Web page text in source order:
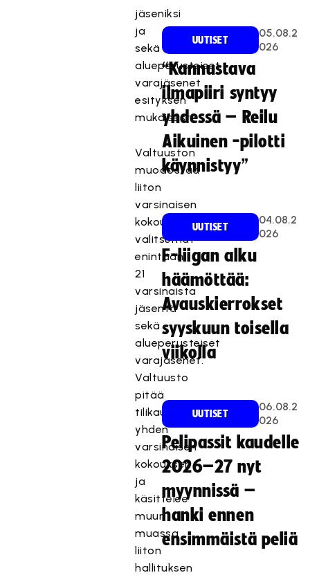
jäseniksi
ja
sekä
alueperusteiset
varajäsenet
esityksen
mukaisesti.
Valtuuston
muodostaa
liiton
varsinaisen
kokouksen
valitsemat
enintään
21
varsinaista
jäsentä
sekä
alueperusteiset
varajäsenet.
Valtuusto
pitää
tilikausittain
yhden
varsinaisen
kokouksen
ja
käsittelee
muun
muassa
liiton
hallituksen
UUTISET
05.08.2
026
“Kannustava
ilmapiiri syntyy
yhdessä – Reilu
Aikuinen -pilotti
käynnistyy”
UUTISET
04.08.2
026
F-liigan alku
häämöttää:
Avauskierrokset
syyskuun toisella
viikolla
UUTISET
06.08.2
026
Pelipassit kaudelle
2026–27 nyt
myynnissä –
hanki ennen
ensimmäistä peliä